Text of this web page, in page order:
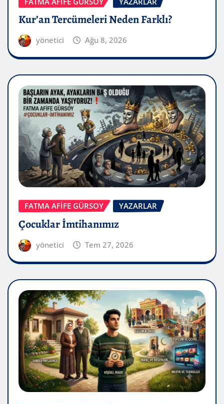
Kur’an Tercümeleri Neden Farklı?
yönetici Ağu 8, 2026
FATMA AFİFE GÜRSOY YAZARLAR
Çocuklar İmtihanımız
yönetici Tem 27, 2026